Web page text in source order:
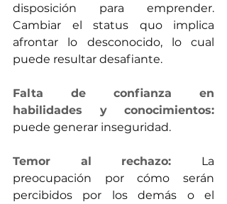
disposición para emprender.
Cambiar el status quo implica
afrontar lo desconocido, lo cual
puede resultar desafiante.
Falta de confianza en
habilidades y conocimientos:
puede generar inseguridad.
Temor al rechazo: La
preocupación por cómo serán
percibidos por los demás o el